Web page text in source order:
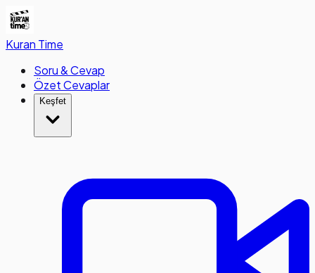
Kuran Time
Soru & Cevap
Özet Cevaplar
Keşfet